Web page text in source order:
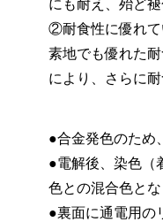
にも耐え、殆ど
②耐食性に優れて
素地でも優れた
により、さらに
●合金発色のため
●電解後、染色（
色との混合色とな
●裏面に通電用の